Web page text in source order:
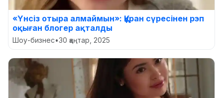
«Үнсіз отыра алмаймын»: Құран сүресінен рэп
оқыған блогер ақталды
Шоу-бизнес•30 қаңтар, 2025